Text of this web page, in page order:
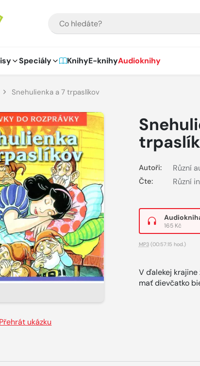
Speciály KnihyE-knihyAudioknihy
Snehulienka a 7 trpaslíkov
Přehrát ukázku
Autoři: Různí
Čte: Různí
165 Kč
MP3(00:57:15 hod.)
V ďalekej krajine
mať dievčatko